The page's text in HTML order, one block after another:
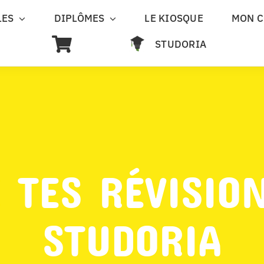
DIPLÔMES LE KIOSQUE
MON
STUDORIA
TES
STUDORIA